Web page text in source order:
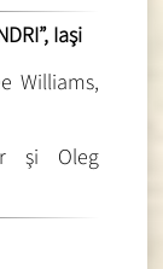
Iaşi
Williams,
şi Oleg